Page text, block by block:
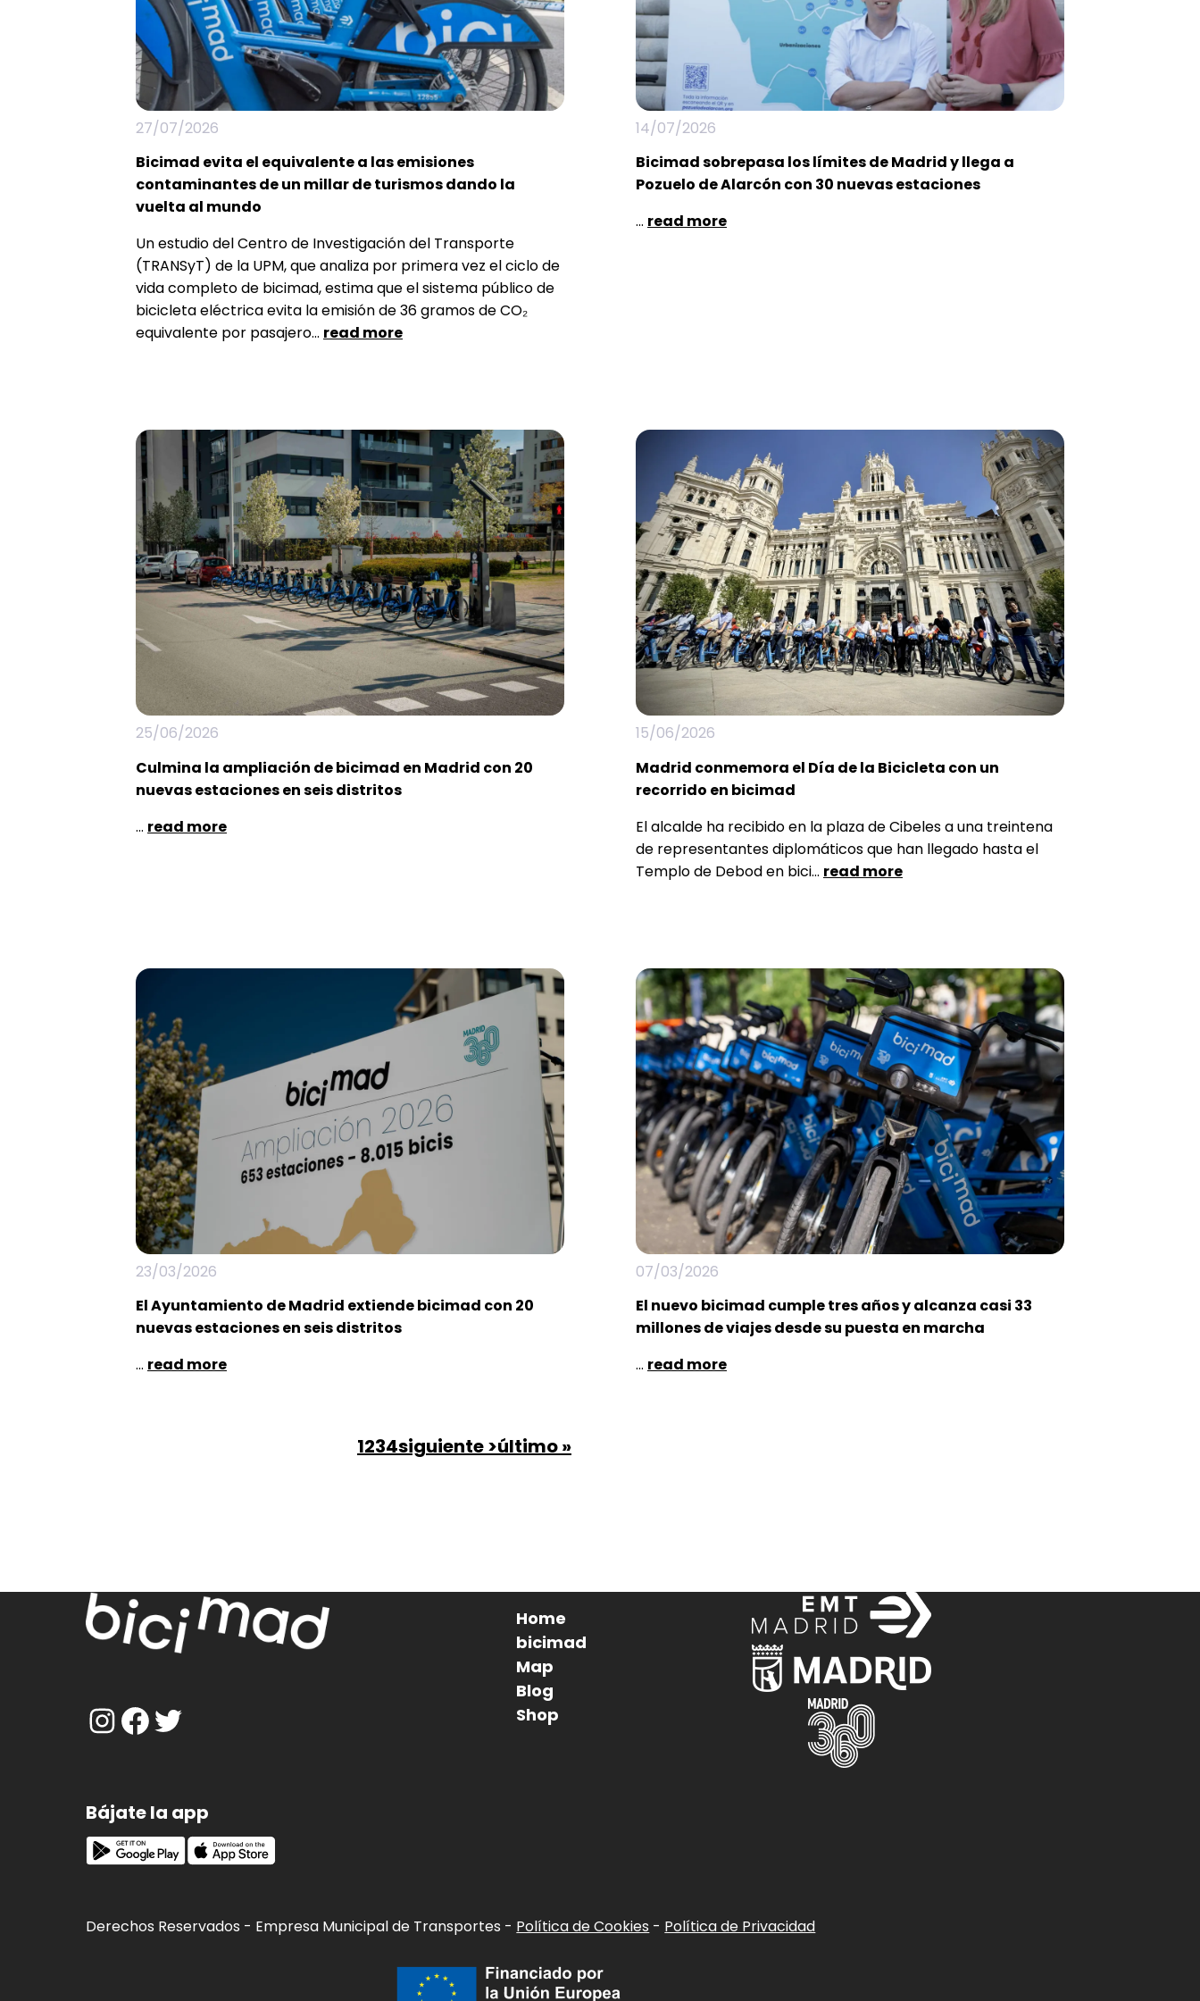
27/07/2026
Bicimad evita el equivalente a las emisiones
contaminantes de un millar de turismos dando la
vuelta al mundo
Un estudio del Centro de Investigación del Transporte
(TRANSyT) de la UPM, que analiza por primera vez el ciclo de
vida completo de bicimad, estima que el sistema público de
bicicleta eléctrica evita la emisión de 36 gramos de CO₂
equivalente por pasajero... read more
14/07/2026
Bicimad sobrepasa los límites de Madrid y llega a
Pozuelo de Alarcón con 30 nuevas estaciones
... read more
25/06/2026
Culmina la ampliación de bicimad en Madrid con 20
nuevas estaciones en seis distritos
... read more
15/06/2026
Madrid conmemora el Día de la Bicicleta con un
recorrido en bicimad
El alcalde ha recibido en la plaza de Cibeles a una treintena
de representantes diplomáticos que han llegado hasta el
Templo de Debod en bici... read more
23/03/2026
El Ayuntamiento de Madrid extiende bicimad con 20
nuevas estaciones en seis distritos
... read more
07/03/2026
El nuevo bicimad cumple tres años y alcanza casi 33
millones de viajes desde su puesta en marcha
... read more
page
1page
2page
3page
4next
siguiente >last
último »
Imagen
Pie
de
página
Home
bicimad
Map
Blog
Shop
Imagen
Imagen
Imagen
Bájate la app
Derechos Reservados - Empresa Municipal de Transportes - Política de Cookies - Política de Privacidad
Imagen